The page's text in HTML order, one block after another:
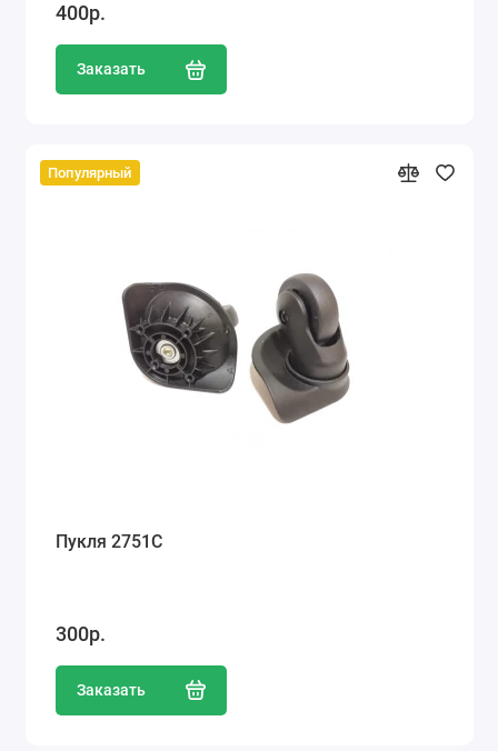
400р.
Заказать
Популярный
Пукля 2751С
300р.
Заказать